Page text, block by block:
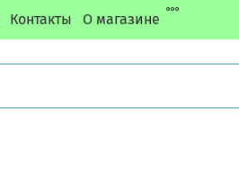
Контакты О магазине